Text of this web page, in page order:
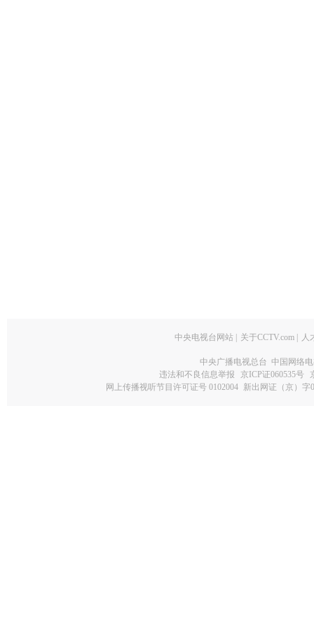
中央电视台网站 关于CCTV.com 人
中央广播电视总台 中国网络
违法和不良信息举报
京ICP证060535号
网上传播视听节目许可证号 0102004 新出网证（京）